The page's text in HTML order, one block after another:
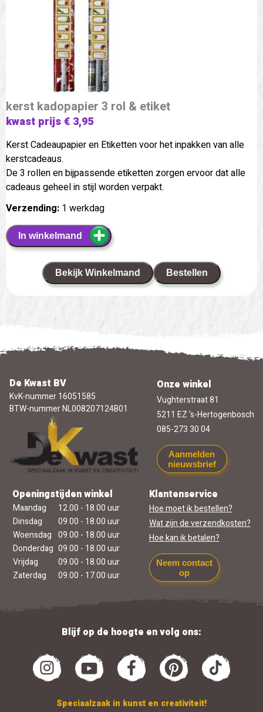
kerst kadopapier 3 rol & etiket
kwast prijs € 3,95
Kerst Cadeaupapier en Etiketten voor het inpakken van alle
kerstcadeaus.
De 3 rollen en bijpassende etiketten zorgen ervoor dat alle
cadeaus geheel in stijl worden verpakt.
Verzending: 1 werkdag
In winkelmand
Bekijk Winkelmand Bestellen
De Kwast BV
KvK-nummer 16051585
BTW-nummer NL008207124B01
Onze winkel
Vughterstraat 81
5211 EZ 's-Hertogenbosch
085-273 30 04
Aanmelden
nieuwsbrief
Openingstijden winkel
Maandag
12.00 - 18.00 uur
Dinsdag
09.00 - 18.00 uur
Woensdag 09.00 - 18.00 uur
Donderdag 09.00 - 18.00 uur
Vrijdag
09.00 - 18.00 uur
Zaterdag
09.00 - 17.00 uur
Klantenservice
Hoe moet ik bestellen?
Wat zijn de verzendkosten?
Hoe kan ik betalen?
Neem contact
op
Blijf op de hoogte en volg ons:
Speciaalzaak in kunst en creativiteit!